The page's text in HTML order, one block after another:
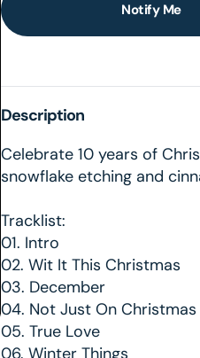
Notify Me
Description
Celebrate 10 years of
snowflake etching and
Tracklist:
01. Intro
02. Wit It This Christmas
03. December
04. Not Just On Christmas
05. True Love
06. Winter Things